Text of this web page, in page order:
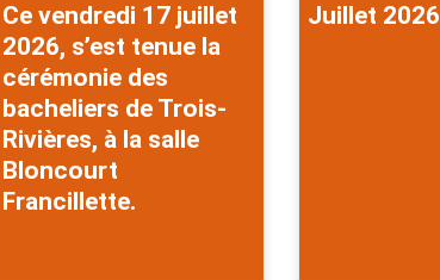
Ce vendredi 17 juillet
2026, s’est tenue la
cérémonie des
bacheliers de Trois-
Rivières, à la salle
Bloncourt
Francillette.
Juillet 2026